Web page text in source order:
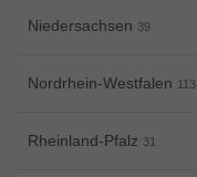
Niedersachsen 39
Nordrhein-Westfalen 113
Rheinland-Pfalz 31